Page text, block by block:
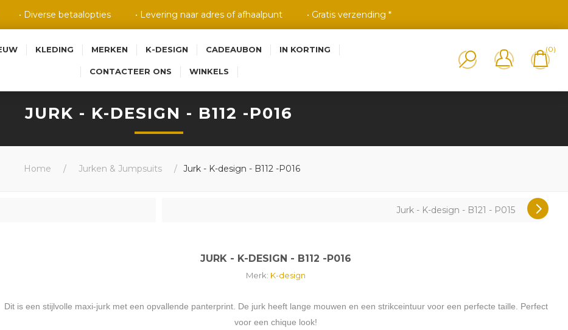
• Diverse betaalopties • Levering naar adres of afhaalpunt • Gratis verzending *
KLEDING MERKEN K-DESIGN CADEAUBON IN KORTING
CONTACTEER ONS WINKELS
(0)
Home / Jurken & Jumpsuits / Jurk - K-design - B112 -P016
Jurk - K-design - B121 - P015
JURK - K-DESIGN - B112 -P016
JURK - K-DESIGN - B112 -P016
Merk: K-design
Dit is een stijlvolle maxi-jurk met een opvallende panterprint. De jurk heeft lange mouwen en een strikceintuur voor een perfecte taille. Perfect
voor een chique look!